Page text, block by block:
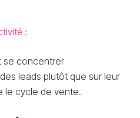
:
se concentrer
leads plutôt que sur leur
le cycle de vente.